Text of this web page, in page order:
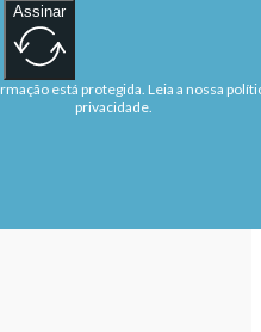
Assinar
está protegida. Leia a nossa
privacidade.